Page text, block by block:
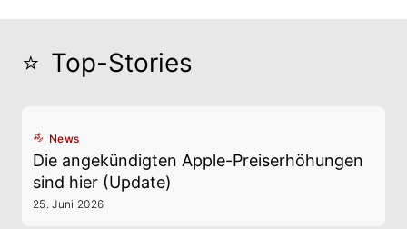
⭐️ Top-Stories
News
Die angekündigten Apple-Preiserhöhungen
sind hier (Update)
25. Juni 2026